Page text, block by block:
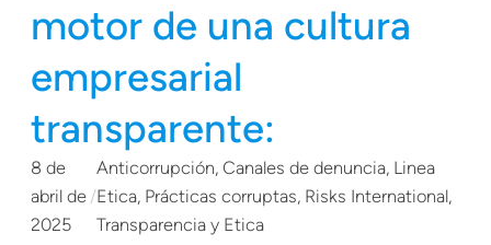
motor de una cultura
empresarial
transparente:
8 de
abril de
2025
/
Anticorrupción, Canales de denuncia, Linea
Etica, Prácticas corruptas, Risks International,
Transparencia y Etica